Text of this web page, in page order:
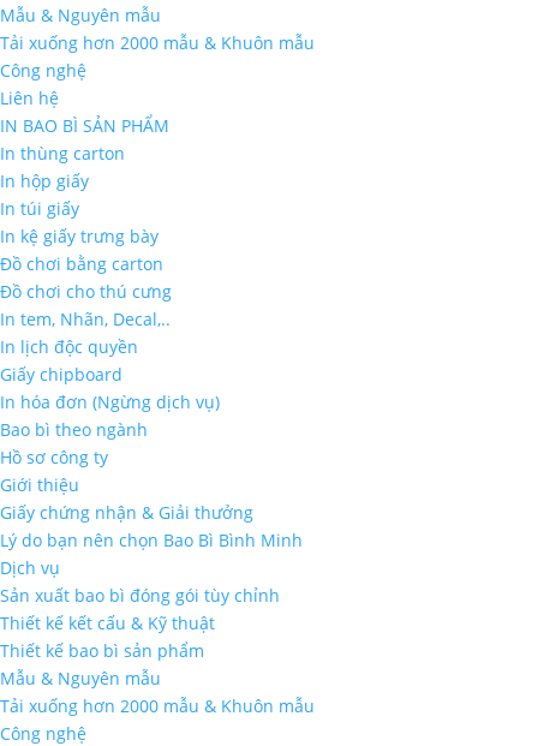
Mẫu & Nguyên mẫu
Tải xuống hơn 2000 mẫu & Khuôn mẫu
Công nghệ
Liên hệ
IN BAO BÌ SẢN PHẨM
In thùng carton
In hộp giấy
In túi giấy
In kệ giấy trưng bày
Đồ chơi bằng carton
Đồ chơi cho thú cưng
In tem, Nhãn, Decal,..
In lịch độc quyền
Giấy chipboard
In hóa đơn (Ngừng dịch vụ)
Bao bì theo ngành
Hồ sơ công ty
Giới thiệu
Giấy chứng nhận & Giải thưởng
Lý do bạn nên chọn Bao Bì Bình Minh
Dịch vụ
Sản xuất bao bì đóng gói tùy chỉnh
Thiết kế kết cấu & Kỹ thuật
Thiết kế bao bì sản phẩm
Mẫu & Nguyên mẫu
Tải xuống hơn 2000 mẫu & Khuôn mẫu
Công nghệ